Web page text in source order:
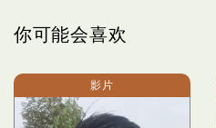
你可能会喜欢
影片